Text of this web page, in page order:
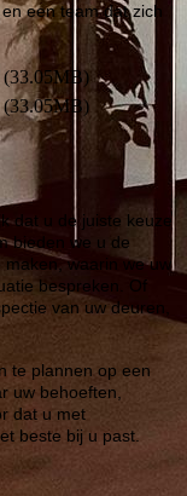
een team dat zich
(33.05MB)
(33.05MB)
dat u de juiste keuze
bieden we u de
waarin we uw
bespreken. Of
van uw deuren,
te plannen op een
uw behoeften,
dat u met
beste bij u past.